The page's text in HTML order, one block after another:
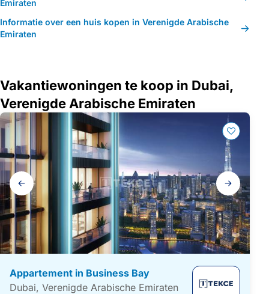
Emiraten
Informatie over een huis kopen in Verenigde Arabische
Emiraten
Vakantiewoningen te koop in Dubai,
Verenigde Arabische Emiraten
Galerij
navigatie
Appartement in Business Bay
Dubai, Verenigde Arabische Emiraten